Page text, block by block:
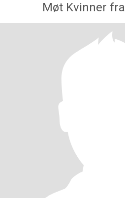
Møt Kvinner